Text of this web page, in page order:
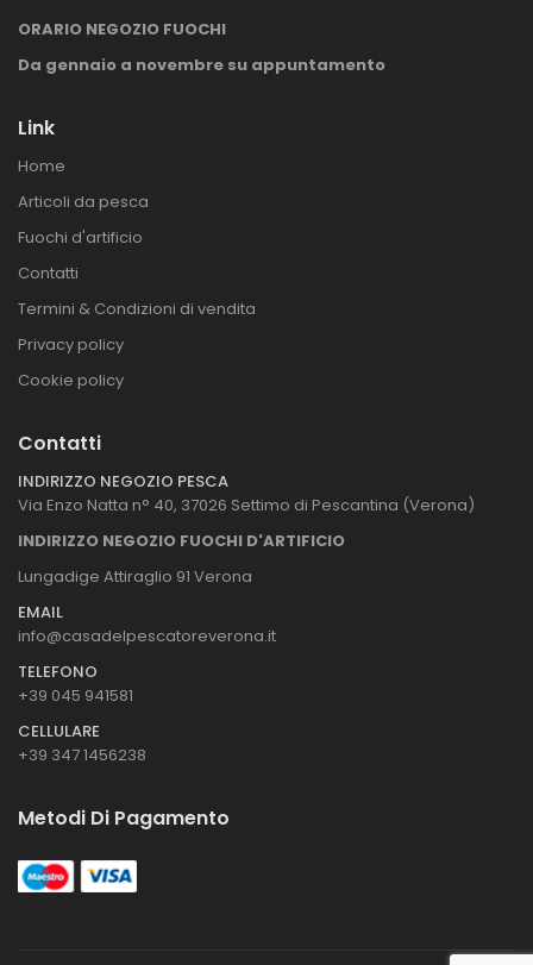
ORARIO NEGOZIO FUOCHI
Da gennaio a novembre su appuntamento
Link
Home
Articoli da pesca
Fuochi d'artificio
Contatti
Termini & Condizioni di vendita
Privacy policy
Cookie policy
Contatti
INDIRIZZO NEGOZIO PESCA
Via Enzo Natta n° 40, 37026 Settimo di Pescantina (Verona)
INDIRIZZO NEGOZIO FUOCHI D'ARTIFICIO
Lungadige Attiraglio 91 Verona
EMAIL
info@casadelpescatoreverona.it
TELEFONO
+39 045 941581
CELLULARE
+39 347 1456238
Metodi Di Pagamento